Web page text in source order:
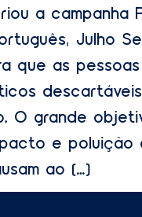
a campanha
Julho
que as
O grande
e poluição
ao […]